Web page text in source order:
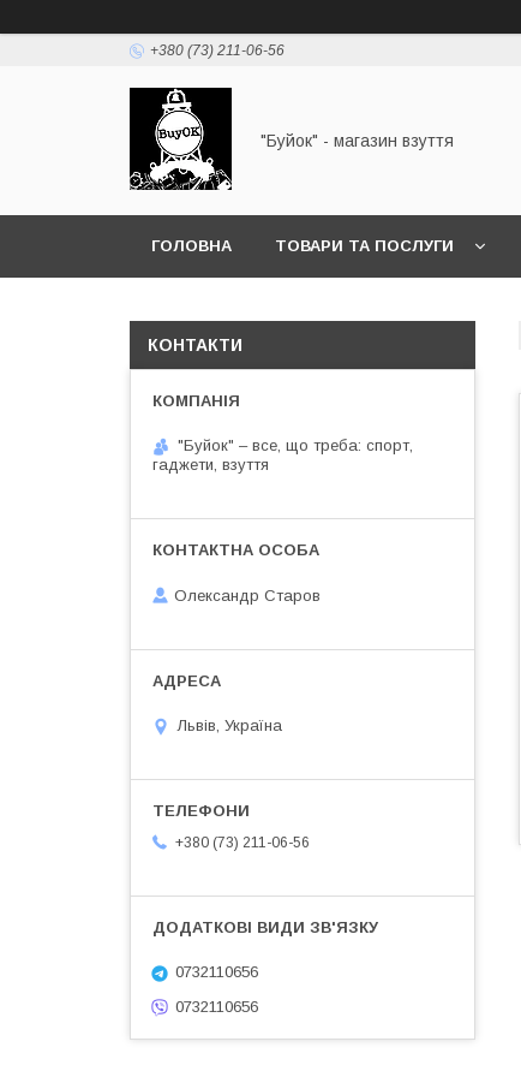
+380 (73) 211-06-56
"Буйок" - магазин взуття
ГОЛОВНА ТОВАРИ ТА ПОСЛУГИ
КОНТАКТИ
"Буйок" – все, що треба: спорт,
гаджети, взуття
Олександр Старов
Львів, Україна
+380 (73) 211-06-56
0732110656
0732110656